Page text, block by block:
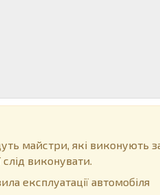
майстри, які виконують
виконувати.
експлуатації автомобіля